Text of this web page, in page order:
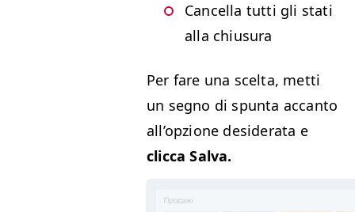
Can­cel­la tut­ti gli sta­ti
alla chiusura
Per fare una scelta, met­ti
un seg­no di spun­ta accan­to
all’opzione desider­a­ta e
clic­ca Salva.